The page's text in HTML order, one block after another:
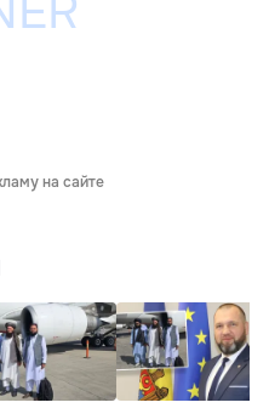
на сайте